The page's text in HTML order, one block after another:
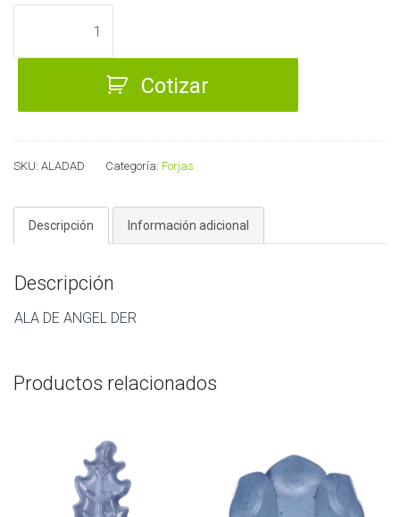
ANGEL
cantidad
Cotizar
SKU: ALADAD Categoría: Forjas
Descripción Información adicional
Descripción
ALA DE ANGEL DER
Productos relacionados